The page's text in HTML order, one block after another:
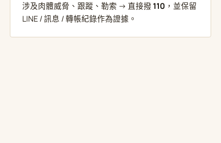
涉及肉體威脅、跟蹤、勒索 → 直接撥 110 ，並保留
LINE / 訊息 / 轉帳紀錄作為證據。